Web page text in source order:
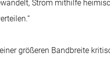
Strom mithilfe
größeren Bandbreite